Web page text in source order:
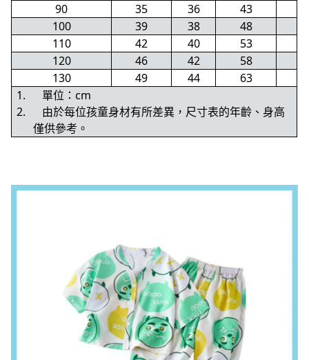
90
35 36
43
100
39 38
48
110
42 40
53
120
46 42
58
130
49 44
63
1.
單位：cm
2.
由於每位孩童身材有所差異，尺寸表的年齡、身高
僅供參考。